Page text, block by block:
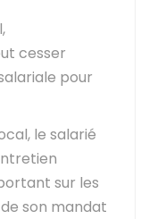
cesser
pour
le salarié
sur les
son mandat